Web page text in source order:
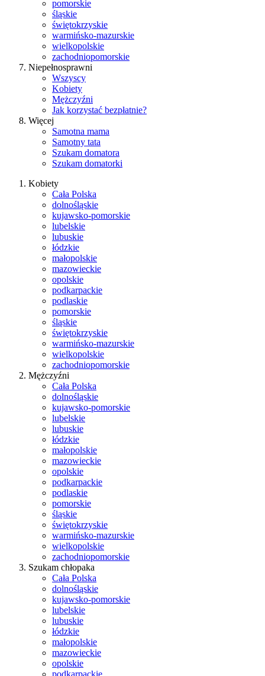
pomorskie
śląskie
świętokrzyskie
warmińsko-mazurskie
wielkopolskie
zachodniopomorskie
Niepełnosprawni
Wszyscy
Kobiety
Mężczyźni
Jak korzystać bezpłatnie?
Więcej
Samotna mama
Samotny tata
Szukam domatora
Szukam domatorki
Kobiety
Cała Polska
dolnośląskie
kujawsko-pomorskie
lubelskie
lubuskie
łódzkie
małopolskie
mazowieckie
opolskie
podkarpackie
podlaskie
pomorskie
śląskie
świętokrzyskie
warmińsko-mazurskie
wielkopolskie
zachodniopomorskie
Mężczyźni
Cała Polska
dolnośląskie
kujawsko-pomorskie
lubelskie
lubuskie
łódzkie
małopolskie
mazowieckie
opolskie
podkarpackie
podlaskie
pomorskie
śląskie
świętokrzyskie
warmińsko-mazurskie
wielkopolskie
zachodniopomorskie
Szukam chłopaka
Cała Polska
dolnośląskie
kujawsko-pomorskie
lubelskie
lubuskie
łódzkie
małopolskie
mazowieckie
opolskie
podkarpackie